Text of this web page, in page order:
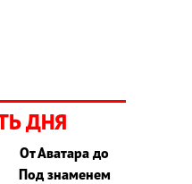
ДНЯ
От Аватара до
Под знаменем